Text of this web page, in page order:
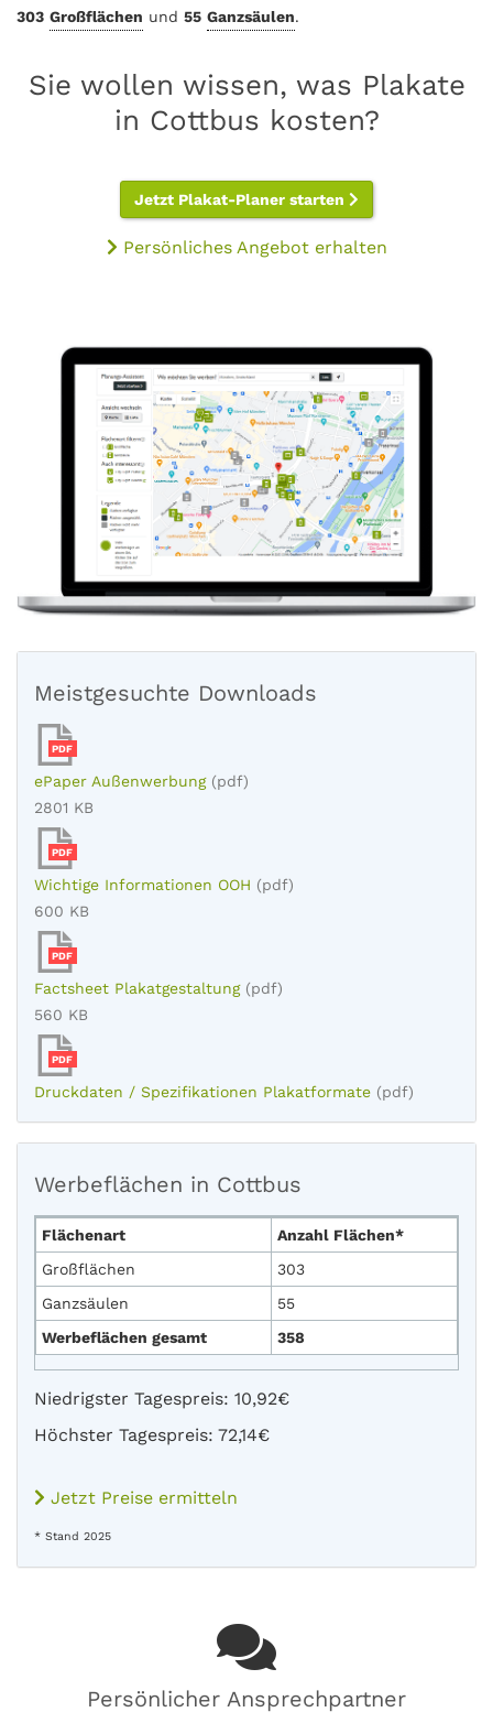
303 Großflächen und 55 Ganzsäulen.
Sie wollen wissen, was Plakate
in Cottbus kosten?
Jetzt Plakat-Planer starten
Persönliches Angebot erhalten
Meistgesuchte Downloads
PDF
ePaper Außenwerbung (pdf)
2801 KB
PDF
Wichtige Informationen OOH (pdf)
600 KB
PDF
Factsheet Plakatgestaltung (pdf)
560 KB
PDF
Druckdaten / Spezifikationen Plakatformate (pdf)
Werbeflächen in Cottbus
Flächenart
Anzahl Flächen*
Großflächen
303
Ganzsäulen
55
Werbeflächen gesamt
358
Niedrigster Tagespreis: 10,92€
Höchster Tagespreis: 72,14€
Jetzt Preise ermitteln
* Stand 2025
Persönlicher Ansprechpartner